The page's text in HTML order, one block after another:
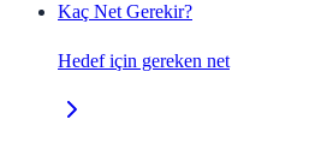
Kaç Net Gerekir?
Hedef için gereken net